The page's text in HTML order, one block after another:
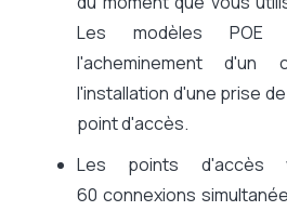
Les modèles POE
l'acheminement d'un
l'installation d'une prise
point d'accès.
Les points d'accès
60 connexions